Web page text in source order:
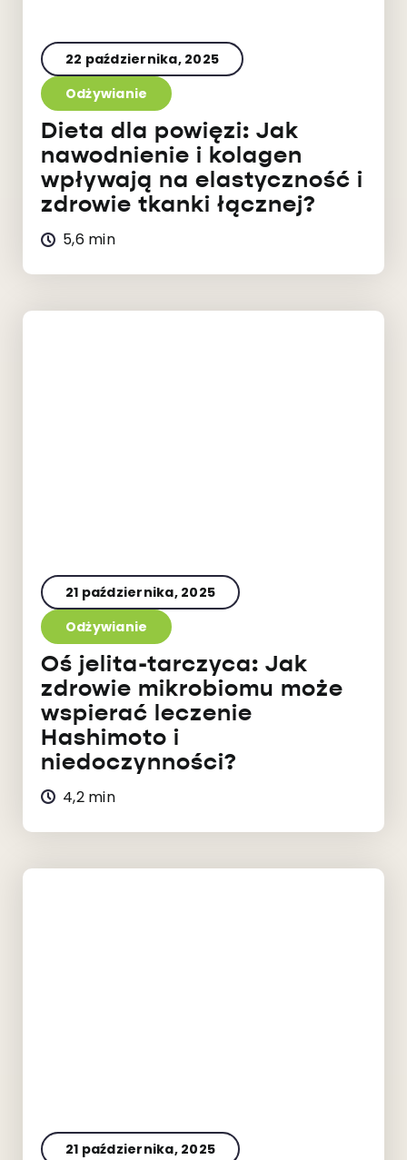
22 października, 2025
Odżywianie
Dieta dla powięzi: Jak
nawodnienie i kolagen
wpływają na elastyczność i
zdrowie tkanki łącznej?
5,6 min
21 października, 2025
Odżywianie
Oś jelita-tarczyca: Jak
zdrowie mikrobiomu może
wspierać leczenie
Hashimoto i
niedoczynności?
4,2 min
21 października, 2025